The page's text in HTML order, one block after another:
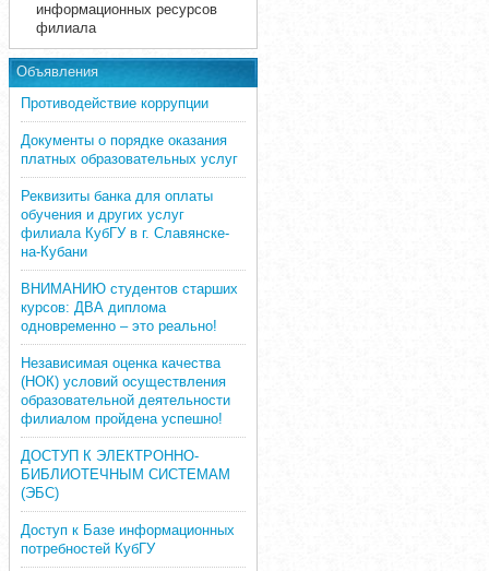
информационных ресурсов
филиала
Объявления
Противодействие коррупции
Документы о порядке оказания
платных образовательных услуг
Реквизиты банка для оплаты
обучения и других услуг
филиала КубГУ в г. Славянске-
на-Кубани
ВНИМАНИЮ студентов старших
курсов: ДВА диплома
одновременно – это реально!
Независимая оценка качества
(НОК) условий осуществления
образовательной деятельности
филиалом пройдена успешно!
ДОСТУП К ЭЛЕКТРОННО-
БИБЛИОТЕЧНЫМ СИСТЕМАМ
(ЭБС)
Доступ к Базе информационных
потребностей КубГУ